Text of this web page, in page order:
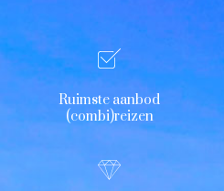
Ruimste aanbod
(combi)reizen